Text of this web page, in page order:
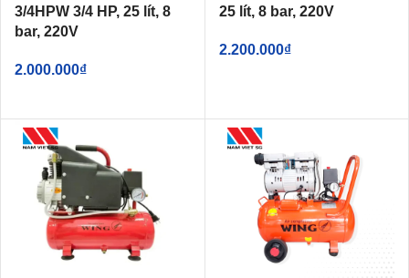
3/4HPW 3/4 HP, 25 lít, 8
bar, 220V
2.000.000₫
25 lít, 8 bar, 220V
2.200.000₫